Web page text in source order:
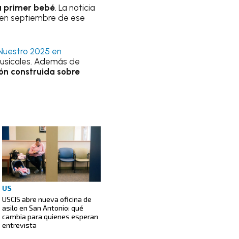
primer bebé. La noticia
septiembre de ese
2025 en
Además de
construida sobre
US
USCIS abre nueva oficina de
asilo en San Antonio: qué
cambia para quienes esperan
entrevista